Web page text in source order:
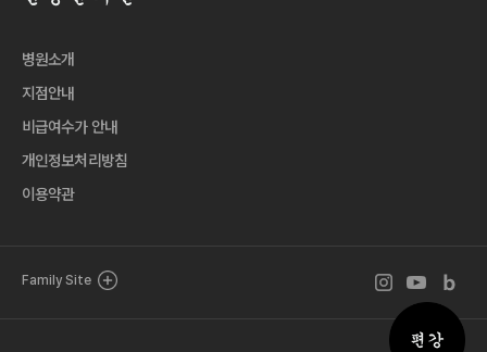
병원소개
지점안내
비급여수가 안내
개인정보처리방침
이용약관
Family Site 인스타그램 바로
유튜브 바로
블로그